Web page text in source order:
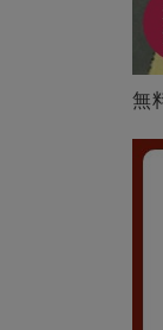
無